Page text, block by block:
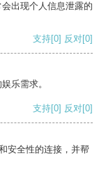
出现个人信息泄露的
支持[0] 反对[0]
乐需求。
支持[0] 反对[0]
安全性的连接，并帮